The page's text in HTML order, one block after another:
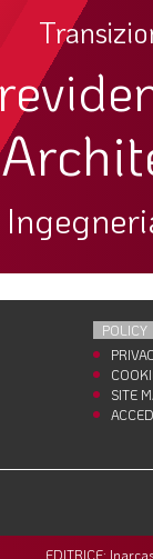
POLICY
SITE
EDITRICE: